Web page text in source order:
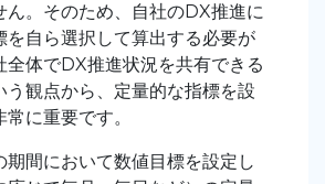
ん。そのため、自社のDX推進に
を自ら選択して算出する必要が
全体でDX推進状況を共有できる
う観点から、定量的な指標を設
に重要です。
期間において数値目標を設定し